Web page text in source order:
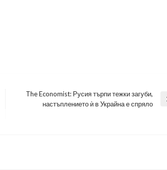
The Economist: Русия търпи тежки загуби,
настъплението ѝ в Украйна е спряло